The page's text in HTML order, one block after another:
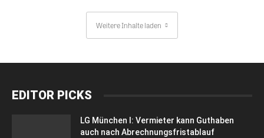
Weitere Inhalte laden
EDITOR PICKS
LG München I: Vermieter kann Guthaben
auch nach Abrechnungsfristablauf